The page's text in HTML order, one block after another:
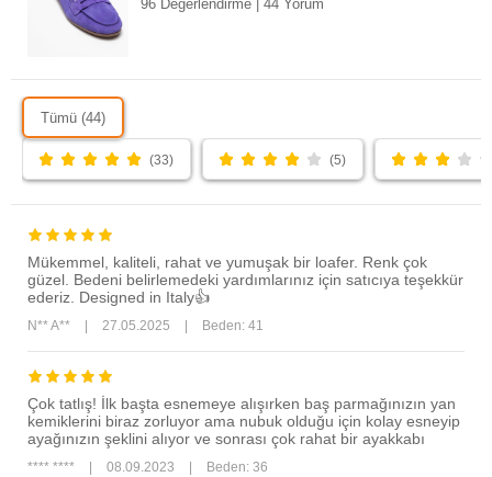
96 Değerlendirme 44 Yorum
Tümü (44)
(33) (5)
Mükemmel, kaliteli, rahat ve yumuşak bir loafer. Renk çok
güzel. Bedeni belirlemedeki yardımlarınız için satıcıya teşekkür
ederiz. Designed in Italy👍
N** A** 27.05.2025 Beden: 41
Çok tatlış! İlk başta esnemeye alışırken baş parmağınızın yan
kemiklerini biraz zorluyor ama nubuk olduğu için kolay esneyip
ayağınızın şeklini alıyor ve sonrası çok rahat bir ayakkabı
**** **** 08.09.2023 Beden: 36